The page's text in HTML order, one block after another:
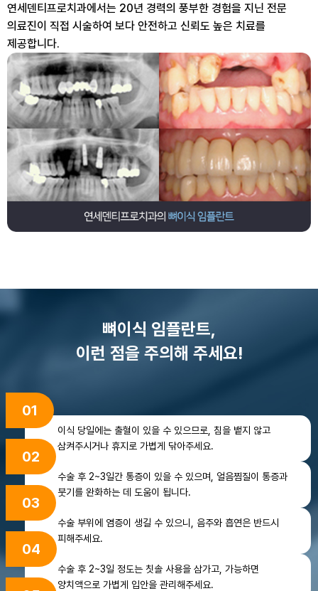
연세덴티프로치과에서는 20년 경력의 풍부한 경험을 지닌 전문
의료진이 직접 시술하여 보다 안전하고 신뢰도 높은 치료를
제공합니다.
뼈이식 임플란트,
이런 점을 주의해 주세요!
01
이식 당일에는 출혈이 있을 수 있으므로, 침을 뱉지 않고
삼켜주시거나 휴지로 가볍게 닦아주세요.
02
수술 후 2~3일간 통증이 있을 수 있으며, 얼음찜질이 통증과
붓기를 완화하는 데 도움이 됩니다.
03
수술 부위에 염증이 생길 수 있으니, 음주와 흡연은 반드시
피해주세요.
04
수술 후 2~3일 정도는 칫솔 사용을 삼가고, 가능하면
양치액으로 가볍게 입안을 관리해주세요.